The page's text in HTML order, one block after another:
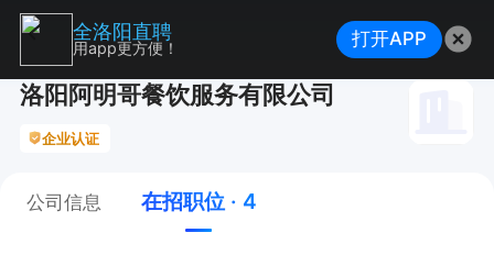
洛阳阿明哥餐饮服务有限公司
企业认证
公司信息 在招职位 · 4
全洛阳直聘
用app更方便！ 打开APP